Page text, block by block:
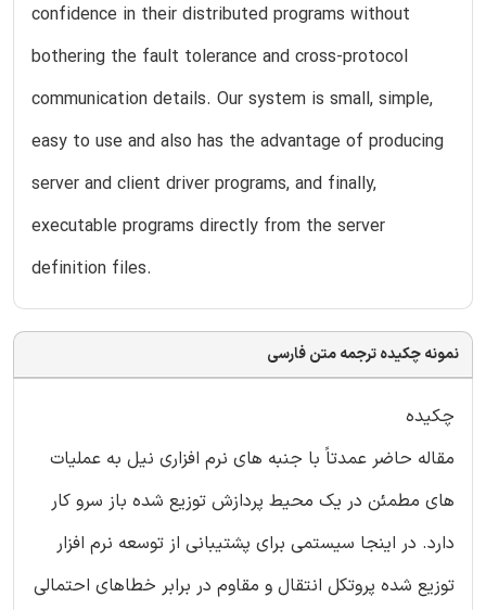
confidence in their distributed programs without
bothering the fault tolerance and cross-protocol
communication details. Our system is small, simple,
easy to use and also has the advantage of producing
server and client driver programs, and finally,
executable programs directly from the server
definition files.
نمونه چکیده ترجمه متن فارسی
چکیده
مقاله حاضر عمدتاً با جنبه های نرم افزاری نیل به عملیات
های مطمئن در یک محیط پردازش توزیع شده باز سرو کار
دارد. در اینجا سیستمی برای پشتیبانی از توسعه نرم افزار
توزیع شده پروتکل انتقال و مقاوم در برابر خطاهای احتمالی